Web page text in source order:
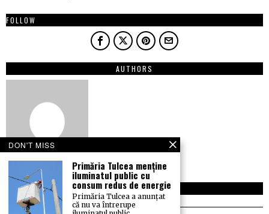
FOLLOW
AUTHORS
NEWSLETTER
DON'T MISS
Primăria Tulcea menține
iluminatul public cu
consum redus de energie
Primăria Tulcea a anunțat
că nu va întrerupe